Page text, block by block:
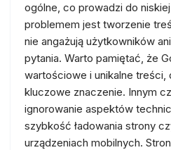
ogólne, co prowadzi do
problemem jest tworzenie
nie angażują użytkowników
pytania. Warto pamiętać, że
wartościowe i unikalne treści,
kluczowe znaczenie. Innym
ignorowanie aspektów
szybkość ładowania strony
urządzeniach mobilnych.